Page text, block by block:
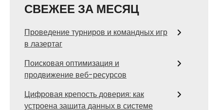
СВЕЖЕЕ ЗА МЕСЯЦ
Проведение турниров и командных игр
в лазертаг
Поисковая оптимизация и
продвижение веб-ресурсов
Цифровая крепость доверия: как
устроена защита данных в системе